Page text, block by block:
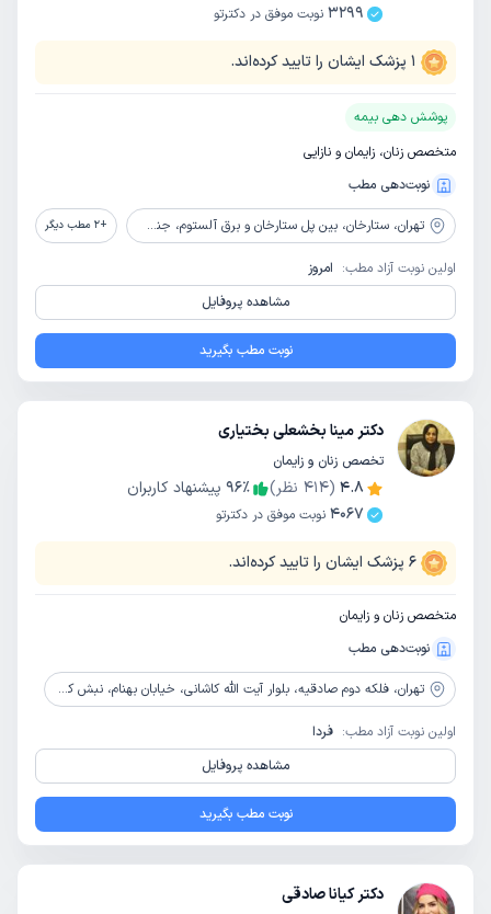
3299 نوبت موفق در دکترتو
1 پزشک ایشان را تایید کرده‌اند.
پوشش دهی بیمه
متخصص زنان، زایمان و نازایی
نوبت‌دهی مطب
تهران، ستارخان، بین پل ستارخان و برق آلستوم، جنب داروخانه پرسپولیس، پلاک 688 +
2 مطب دیگر
اولین نوبت آزاد مطب: امروز
مشاهده پروفایل
نوبت مطب بگیرید
دکتر مینا بخشعلی بختیاری
تخصص زنان و زایمان
4.8
(
414 نظر) 96٪
پیشنهاد کاربران
4067 نوبت موفق در دکترتو
6 پزشک ایشان را تایید کرده‌اند.
متخصص زنان و زایمان
نوبت‌دهی مطب
تهران، فلکه دوم صادقیه، بلوار آیت الله کاشانی، خیابان بهنام، نبش کوچه بهنام1، پلاک 1، طبقه 4، واحد 13
اولین نوبت آزاد مطب: فردا
مشاهده پروفایل
نوبت مطب بگیرید
دکتر کیانا صادقی